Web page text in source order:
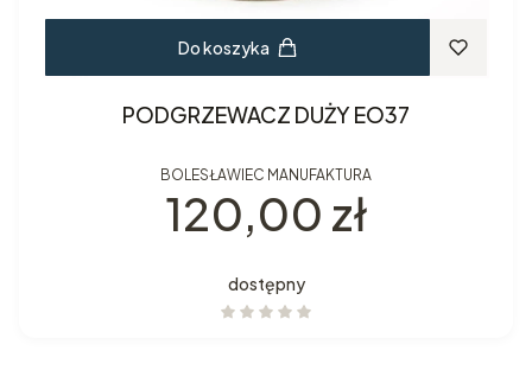
Do koszyka
PODGRZEWACZ DUŻY EO37
BOLESŁAWIEC MANUFAKTURA
Cena
120,00 zł
dostępny